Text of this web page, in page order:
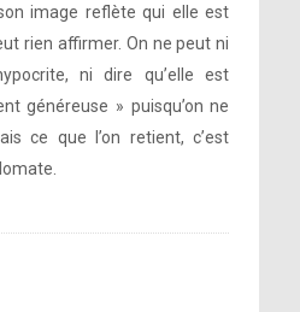
image reflète qui elle est
rien affirmer. On ne peut ni
ni dire qu’elle est
généreuse » puisqu’on ne
ce que l’on retient, c’est